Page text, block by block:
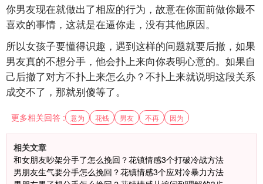
你男友现在就做出了相应的行为，故意在你面前做你最不
喜欢的事情，这就是在逼你走，没有其他原因。
所以女孩子要懂得识趣，遇到这样的问题就要后撤，如果
男友真的不想分手，他会扑上来向你表明心意的。如果自
己后撤了对方不扑上来怎么办？不扑上来就说明这段关系
成交不了，那就别傻等了。
更多相关回答 : 意为 花钱 男友 不再 因为
相关文章
和女朋友吵架分手了怎么挽回？花镇情感3个打破冷战方法
男朋友生气要分手怎么挽回？花镇情感3个应对冷暴力方法